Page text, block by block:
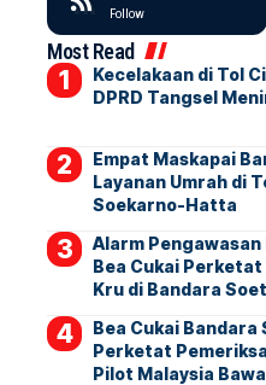
Follow
Most Read
Kecelakaan di Tol
DPRD Tangsel
Empat Maskapai
Layanan Umrah di
Soekarno-Hatta
Alarm
Bea Cukai
Kru di Bandara
Bea Cukai Bandara
Perketat
Pilot Malaysia